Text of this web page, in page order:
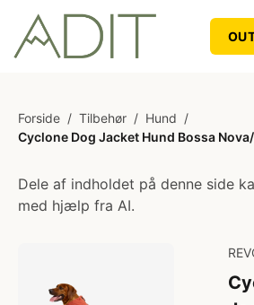
Forside / Tilbehør / Hund /
Cyclone Dog Jacket Hund Bossa
Dele af indholdet på denne side
med hjælp fra AI.